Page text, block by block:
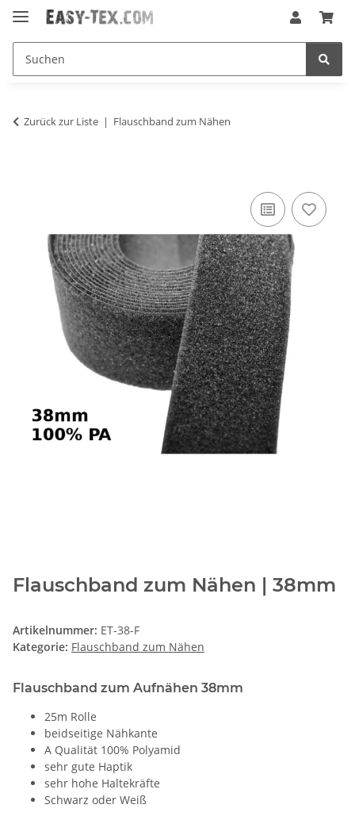
Zurück zur Liste Flauschband zum Nähen
Flauschband zum Nähen | 38mm
Artikelnummer: ET-38-F
Kategorie: Flauschband zum Nähen
Flauschband zum Aufnähen 38mm
25m Rolle
beidseitige Nähkante
A Qualität 100% Polyamid
sehr gute Haptik
sehr hohe Haltekräfte
Schwarz oder Weiß